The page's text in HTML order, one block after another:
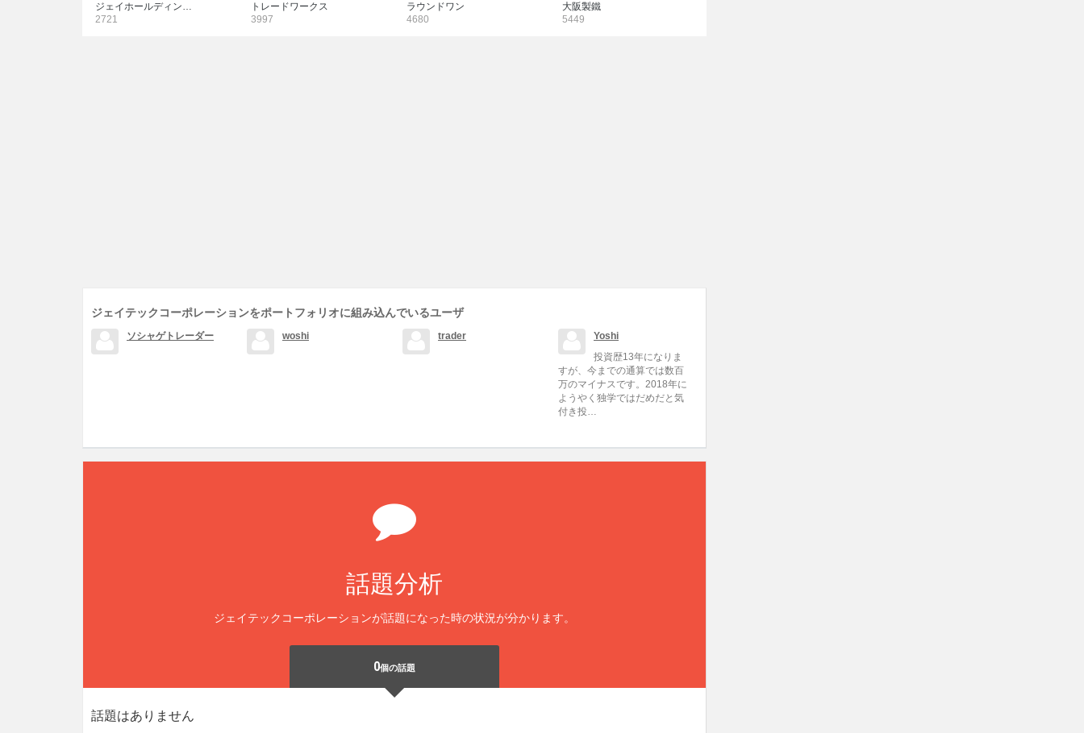
ジェイホールディン…
2721
トレードワークス
3997
ラウンドワン
4680
大阪製鐵
5449
ジェイテックコーポレーションをポートフォリオに組み込んでいるユーザ
ソシャゲトレーダー woshi trader
Yoshi
投資歴13年になりま
すが、今までの通算では数百
万のマイナスです。2018年に
ようやく独学ではだめだと気
付き投…
話題分析
ジェイテックコーポレーションが話題になった時の状況が分かります。
0個の話題
話題はありません